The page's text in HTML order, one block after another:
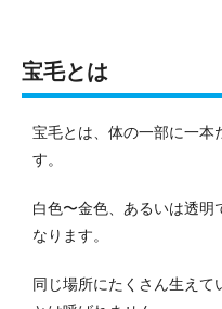
宝毛とは
宝毛とは、体の一部に一本
す。
白色〜金色、あるいは透明
なります。
同じ場所にたくさん生えて